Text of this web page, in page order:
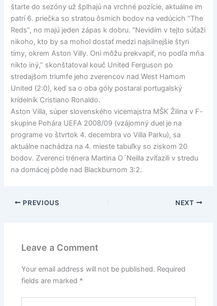
štarte do sezóny už šplhajú na vrchné pozície, aktuálne im
patrí 6. priečka so stratou ôsmich bodov na vedúcich “The
Reds”, no majú jeden zápas k dobru. “Nevidím v tejto súťaži
nikoho, kto by sa mohol dostať medzi najsilnejšie štyri
tímy, okrem Aston Villy. Oni môžu prekvapiť, no podľa mňa
nikto iný,” skonštatoval kouč United Ferguson po
stredajšom triumfe jeho zverencov nad West Hamom
United (2:0), keď sa o oba góly postaral portugalský
krídelník Cristiano Ronaldo.
Aston Villa, súper slovenského vicemajstra MŠK Žilina v F-
skupine Pohára UEFA 2008/09 (vzájomný duel je na
programe vo štvrtok 4. decembra vo Villa Parku), sa
aktuálne nachádza na 4. mieste tabuľky so ziskom 20
bodov. Zverenci trénera Martina O´Neilla zvíťazili v stredu
na domácej pôde nad Blackburnom 3:2.
PREVIOUS NEXT
Leave a Comment
Your email address will not be published. Required
fields are marked *